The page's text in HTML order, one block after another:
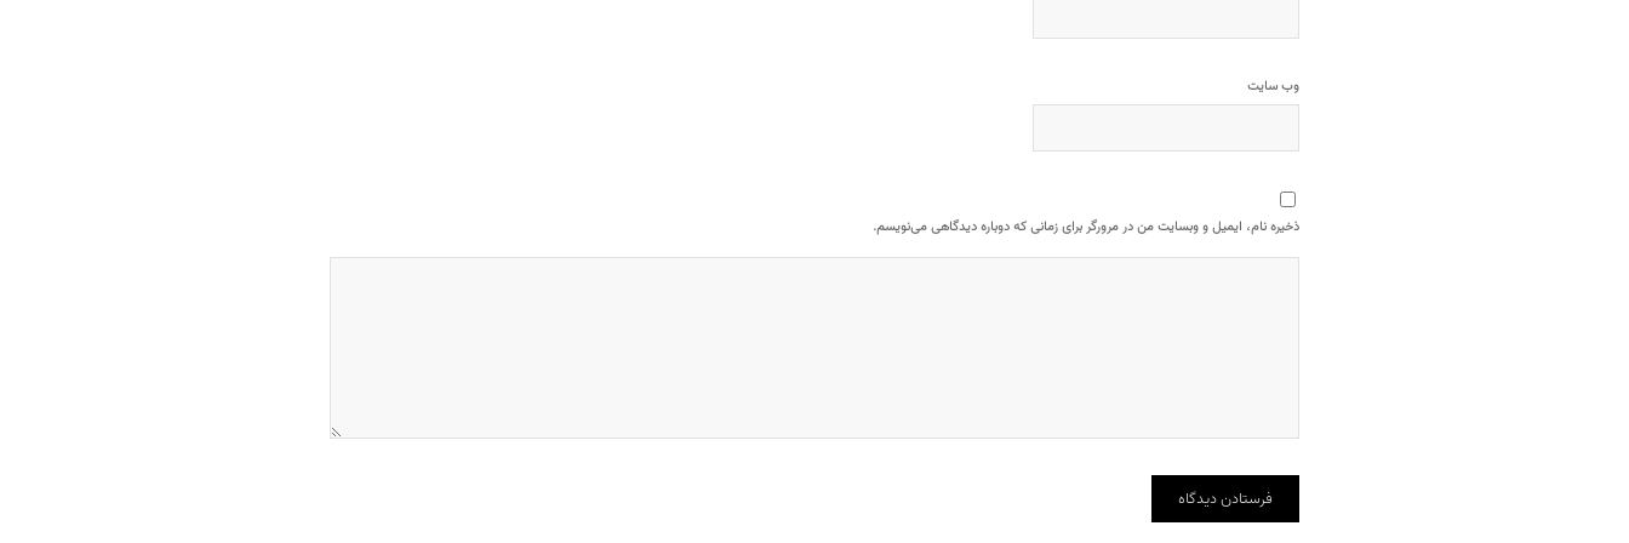
وب‌ سایت
ذخیره نام، ایمیل و وبسایت من در مرورگر برای زمانی که دوباره دیدگاهی می‌نویسم.